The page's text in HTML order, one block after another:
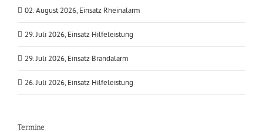
02. August 2026, Einsatz Rheinalarm
29. Juli 2026, Einsatz Hilfeleistung
29. Juli 2026, Einsatz Brandalarm
26. Juli 2026, Einsatz Hilfeleistung
Termine